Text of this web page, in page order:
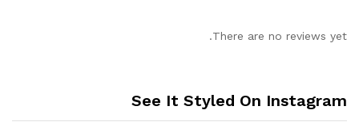
There are no reviews yet.
See It Styled On Instagram